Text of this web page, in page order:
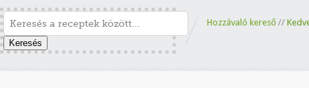
Keresés
Hozzávaló kereső //